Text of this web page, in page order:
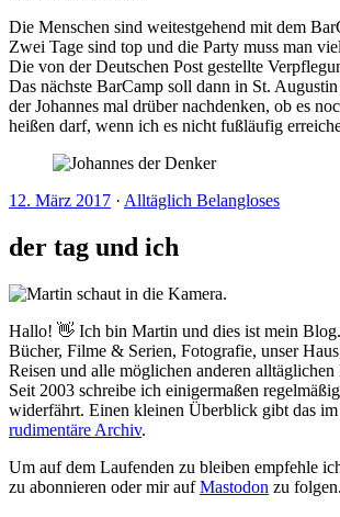
Die Menschen sind weitestgehend mit dem
Zwei Tage sind top und die Party muss man
Die von der Deutschen Post gestellte
Das nächste BarCamp soll dann in St.
der Johannes mal drüber nachdenken, ob es
heißen darf, wenn ich es nicht fußläufig
12. März 2017 · Alltäglich Belangloses
der tag und ich
Hallo! 👋 Ich bin Martin und dies ist mein
Bücher, Filme & Serien, Fotografie, unser
Reisen und alle möglichen anderen
Seit 2003 schreibe ich einigermaßen
widerfährt. Einen kleinen Überblick gibt das
rudimentäre Archiv.
Um auf dem Laufenden zu bleiben empfehle
zu abonnieren oder mir aufMastodon zu folgen.